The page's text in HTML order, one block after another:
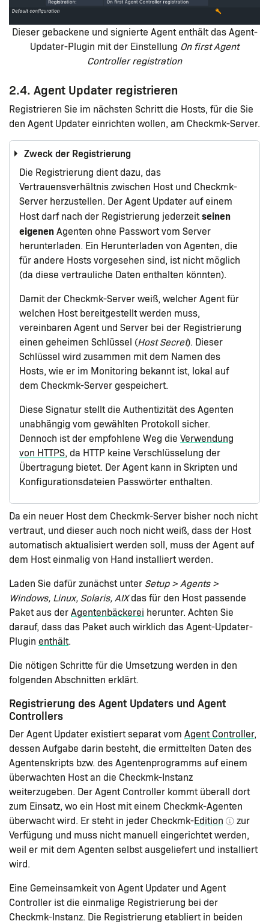
Dieser gebackene und signierte Agent enthält das Agent-
Updater-Plugin mit der Einstellung On first Agent
Controller registration
2.4. Agent Updater registrieren
Registrieren Sie im nächsten Schritt die Hosts, für die Sie
den Agent Updater einrichten wollen, am Checkmk-Server.
Zweck der Registrierung
Die Registrierung dient dazu, das
Vertrauensverhältnis zwischen Host und Checkmk-
Server herzustellen. Der Agent Updater auf einem
Host darf nach der Registrierung jederzeitseinen
eigenenAgenten ohne Passwort vom Server
herunterladen. Ein Herunterladen von Agenten, die
für andere Hosts vorgesehen sind, ist nicht möglich
(da diese vertrauliche Daten enthalten könnten).
Damit der Checkmk-Server weiß, welcher Agent für
welchen Host bereitgestellt werden muss,
vereinbaren Agent und Server bei der Registrierung
einen geheimen Schlüssel (Host Secret). Dieser
Schlüssel wird zusammen mit dem Namen des
Hosts, wie er im Monitoring bekannt ist, lokal auf
dem Checkmk-Server gespeichert.
Diese Signatur stellt die Authentizität des Agenten
unabhängig vom gewählten Protokoll sicher.
Dennoch ist der empfohlene Weg dieVerwendung
von HTTPS, da HTTP keine Verschlüsselung der
Übertragung bietet. Der Agent kann in Skripten und
Konfigurationsdateien Passwörter enthalten.
Da ein neuer Host dem Checkmk-Server bisher noch nicht
vertraut, und dieser auch noch nicht weiß, dass der Host
automatisch aktualisiert werden soll, muss der Agent auf
dem Host einmalig von Hand installiert werden.
Laden Sie dafür zunächst unter Setup > Agents >
Windows, Linux, Solaris, AIXdas für den Host passende
Paket aus derAgentenbäckerei herunter. Achten Sie
darauf, dass das Paket auch wirklich das Agent-Updater-
Plugin enthält.
Die nötigen Schritte für die Umsetzung werden in den
folgenden Abschnitten erklärt.
Registrierung des Agent Updaters und Agent
Controllers
Der Agent Updater existiert separat vom Agent Controller,
dessen Aufgabe darin besteht, die ermittelten Daten des
Agentenskripts bzw. des Agentenprogramms auf einem
überwachten Host an die Checkmk-Instanz
weiterzugeben. Der Agent Controller kommt überall dort
zum Einsatz, wo ein Host mit einem Checkmk-Agenten
überwacht wird. Er steht in jeder Checkmk-Edition
zur
Verfügung und muss nicht manuell eingerichtet werden,
weil er mit dem Agenten selbst ausgeliefert und installiert
wird.
Eine Gemeinsamkeit von Agent Updater und Agent
Controller ist die einmalige Registrierung bei der
Checkmk-Instanz. Die Registrierung etabliert in beiden